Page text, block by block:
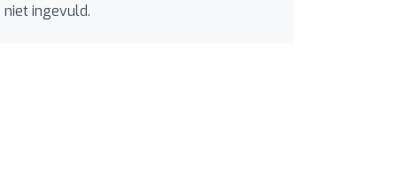
niet ingevuld.